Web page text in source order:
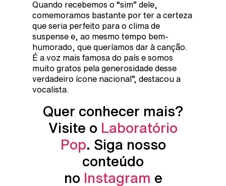
Quando recebemos o “sim” dele,
comemoramos bastante por ter a certeza
que seria perfeito para o clima de
suspense e, ao mesmo tempo bem-
humorado, que queríamos dar à canção.
É a voz mais famosa do país e somos
muito gratos pela generosidade desse
verdadeiro ícone nacional”, destacou a
vocalista.
Quer conhecer mais?
Visite o Laboratório
Pop. Siga nosso
conteúdo
no Instagram e